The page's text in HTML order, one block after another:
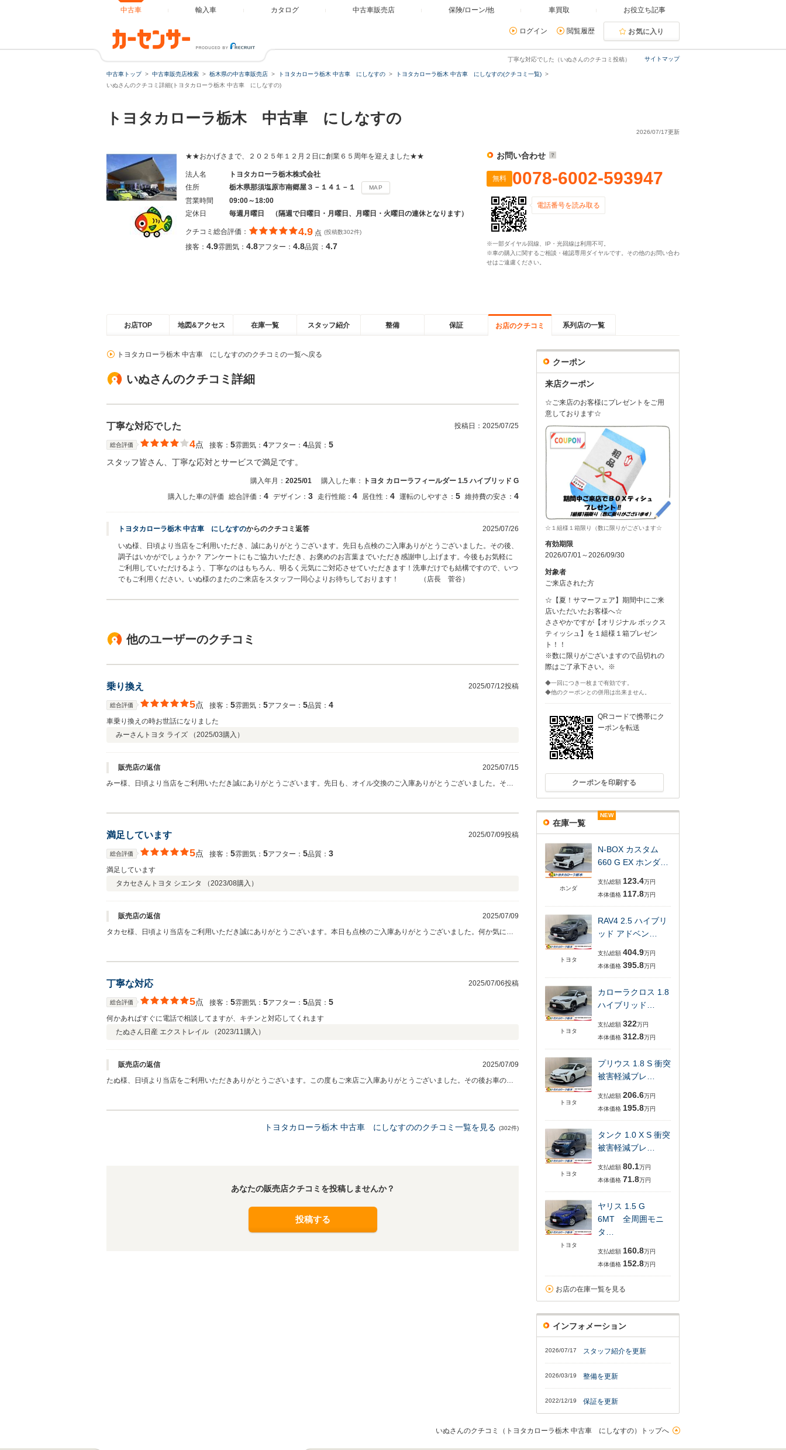
中古車 輸入車 カタログ 中古車販売店 保険/ローン/他 車買取 お役立ち記事
ログイン 閲覧履歴 お気に入り
サイトマップ
丁寧な対応でした（いぬさんのクチコミ投稿）
中古車トップ 中古車販売店検索 栃木県の中古車販売店 トヨタカローラ栃木 中古車 にしなすの
トヨタカローラ栃木 中古車 にしなすの(クチコミ一覧)
いぬさんのクチコミ詳細(トヨタカローラ栃木 中古車 にしなすの)
トヨタカローラ栃木 中古車 にしなすの
2026/07/17更新
★★おかげさまで、２０２５年１２月２日に創業６５周年を迎えました★★
法人名
トヨタカローラ栃木株式会社
住所
栃木県那須塩原市南郷屋３－１４１－１ MAP
営業時間
09:00～18:00
定休日
毎週月曜日 （隔週で日曜日・月曜日、月曜日・火曜日の連休となります）
クチコミ総合評価： 4.9 点 (投稿数302件)
接客： 4.9雰囲気： 4.8アフター： 4.8品質： 4.7
お問い合わせ
無料 0078-6002-593947
電話番号を読み取る
※一部ダイヤル回線、IP・光回線は利用不可。
※車の購入に関するご相談・確認専用ダイヤルです。その他のお問い合わ
せはご遠慮ください。
お店TOP 地図&アクセス 在庫一覧 スタッフ紹介 整備 保証 お店のクチコミ 系列店の一覧
トヨタカローラ栃木 中古車 にしなすののクチコミの一覧へ戻る
いぬさんのクチコミ詳細
丁寧な対応でした 投稿日： 2025/07/25
総合評価 4点 接客： 5雰囲気： 4アフター： 4品質： 5
スタッフ皆さん、丁寧な応対とサービスで満足です。
購入年月： 2025/01 購入した車：
トヨタ カローラフィールダー 1.5 ハイブリッド G
購入した車の評価
総合評価： 4 デザイン： 3 走行性能： 4 居住性： 4 運転のしやすさ： 5 維持費の安さ： 4
トヨタカローラ栃木 中古車 にしなすのからのクチコミ返答 2025/07/26
いぬ様、日頃より当店をご利用いただき、誠にありがとうございます。先日も点検のご入庫ありがとうございました。その後、
調子はいかがでしょうか？ アンケートにもご協力いただき、お褒めのお言葉までいただき感謝申し上げます。今後もお気軽に
ご利用していただけるよう、丁寧なのはもちろん、明るく元気にご対応させていただきます！洗車だけでも結構ですので、いつ
でもご利用ください。いぬ様のまたのご来店をスタッフ一同心よりお待ちしております！ （店長 菅谷）
他のユーザーのクチコミ
乗り換え 2025/07/12投稿
総合評価 5点 接客： 5雰囲気： 5アフター： 5品質： 4
車乗り換えの時お世話になりました
みーさん トヨタ ライズ （2025/03購入）
販売店の返信
2025/07/15
みー様、日頃より当店をご利用いただき誠にありがとうございます。先日も、オイル交換のご入庫ありがとうございました。その
満足しています 2025/07/09投稿
総合評価 5点 接客： 5雰囲気： 5アフター： 5品質： 3
満足しています
タカセさん トヨタ シエンタ （2023/08購入）
販売店の返信
2025/07/09
タカセ様、日頃より当店をご利用いただき誠にありがとうございます。本日も点検のご入庫ありがとうございました。何か気にな
丁寧な対応 2025/07/06投稿
総合評価 5点 接客： 5雰囲気： 5アフター： 5品質： 5
何かあればすぐに電話で相談してますが、キチンと対応してくれます
たぬさん 日産 エクストレイル （2023/11購入）
販売店の返信
2025/07/09
たぬ様、日頃より当店をご利用いただきありがとうございます。この度もご来店ご入庫ありがとうございました。その後お車の調
トヨタカローラ栃木 中古車 にしなすののクチコミ一覧を見る (302件)
あなたの販売店クチコミを投稿しませんか？
投稿する
クーポン
来店クーポン
☆ご来店のお客様にプレゼントをご用
意しております☆
☆１組様１箱限り（数に限りがございます☆
有効期限
2026/07/01～2026/09/30
対象者
ご来店された方
☆【夏！サマーフェア】期間中にご来
店いただいたお客様へ☆
ささやかですが【オリジナル ボックス
ティッシュ】を１組様１箱プレゼン
ト！！
※数に限りがございますので品切れの
際はご了承下さい。※
◆一回につき一枚まで有効です。
◆他のクーポンとの併用は出来ません。
QRコードで携帯にク
ーポンを転送
クーポンを印刷する
在庫一覧
ホンダ
NEW
N-BOX カスタム
660 G EX ホンダ…
支払総額 123.4万円
本体価格 117.8万円
トヨタ
NEW
RAV4 2.5 ハイブリ
ッド アドベン…
支払総額 404.9万円
本体価格 395.8万円
トヨタ
NEW
カローラクロス 1.8
ハイブリッド…
支払総額 322万円
本体価格 312.8万円
トヨタ
NEW
プリウス 1.8 S 衝突
被害軽減ブレ…
支払総額 206.6万円
本体価格 195.8万円
トヨタ
NEW
タンク 1.0 X S 衝突
被害軽減ブレ…
支払総額 80.1万円
本体価格 71.8万円
トヨタ
NEW
ヤリス 1.5 G
6MT 全周囲モニ
タ…
支払総額 160.8万円
本体価格 152.8万円
お店の在庫一覧を見る
インフォメーション
2026/07/17 スタッフ紹介を更新
2026/03/19 整備を更新
2022/12/19 保証を更新
いぬさんのクチコミ（トヨタカローラ栃木 中古車 にしなすの）トップへ